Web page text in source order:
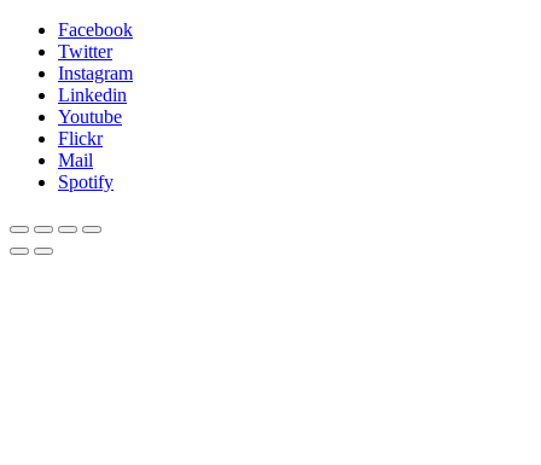
Facebook
Twitter
Instagram
Linkedin
Youtube
Flickr
Mail
Spotify